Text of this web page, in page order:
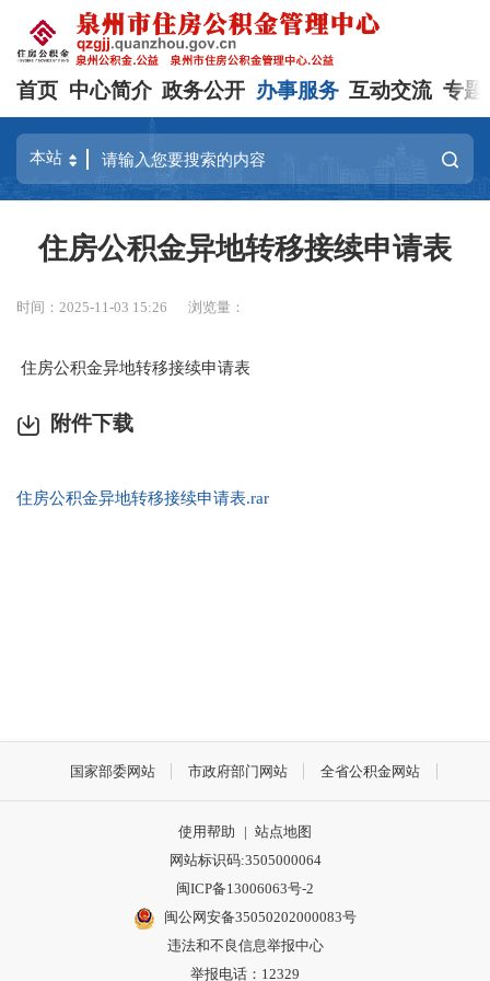
首页 中心简介 政务公开 办事服务 互动交流 专题
住房公积金异地转移接续申请表
时间：2025-11-03 15:26 浏览量：
住房公积金异地转移接续申请表
附件下载
住房公积金异地转移接续申请表.rar
国家部委网站 市政府部门网站 全省公积金网站
使用帮助 | 站点地图
网站标识码:3505000064
闽ICP备13006063号-2
闽公网安备35050202000083号
违法和不良信息举报中心
举报电话：12329